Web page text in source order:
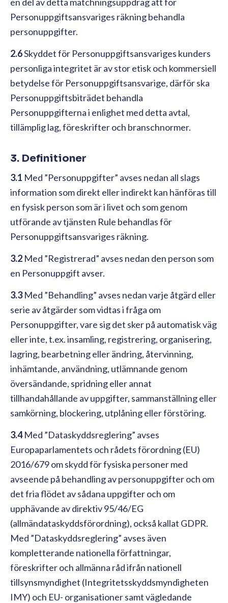
Personuppgiftsansvariges räkning behandla
personuppgifter.
2.6Skyddet för Personuppgiftsansvariges kunders
personliga integritet är av stor etisk och kommersiell
betydelse för Personuppgiftsansvarige, därför ska
Personuppgiftsbiträdet behandla
Personuppgifterna i enlighet med detta avtal,
tillämplig lag, föreskrifter och branschnormer.
3. Definitioner
3.1 Med ”Personuppgifter” avses nedan all slags
information som direkt eller indirekt kan hänföras till
en fysisk person som är i livet och som genom
utförande av tjänsten Rule behandlas för
Personuppgiftsansvariges räkning.
3.2 Med ”Registrerad” avses nedan den person som
en Personuppgift avser.
3.3Med ”Behandling” avses nedan varje åtgärd eller
serie av åtgärder som vidtas i fråga om
Personuppgifter, vare sig det sker på automatisk väg
eller inte, t.ex. insamling, registrering, organisering,
lagring, bearbetning eller ändring, återvinning,
inhämtande, användning, utlämnande genom
översändande, spridning eller annat
tillhandahållande av uppgifter, sammanställning eller
samkörning, blockering, utplåning eller förstöring.
3.4Med ”Dataskyddsreglering” avses
Europaparlamentets och rådets förordning (EU)
2016/679 om skydd för fysiska personer med
avseende på behandling av personuppgifter och om
det fria flödet av sådana uppgifter och om
upphävande av direktiv 95/46/EG
(allmändataskyddsförordning), också kallat GDPR.
Med ”Dataskyddsreglering” avses även
kompletterande nationella författningar,
föreskrifter och allmänna råd ifrån nationell
tillsynsmyndighet (Integritetsskyddsmyndigheten
IMY) och EU- organisationer samt vägledande